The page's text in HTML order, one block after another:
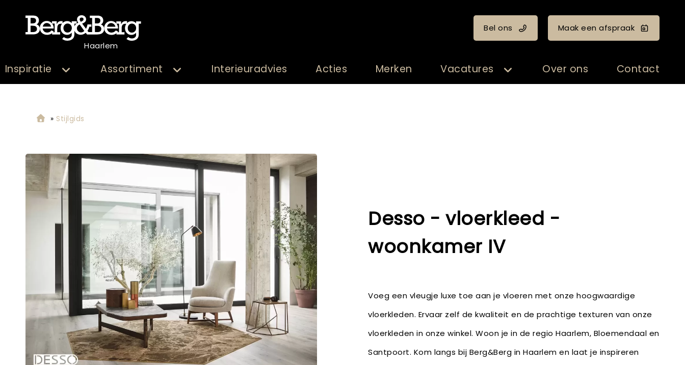
Haarlem
Bel ons Maak een afspraak
Inspiratie Assortiment Interieuradvies Acties Merken Vacatures Over ons Contact
» Stijlgids
Desso - vloerkleed -
woonkamer IV
Voeg een vleugje luxe toe aan je vloeren met onze hoogwaardige
vloerkleden. Ervaar zelf de kwaliteit en de prachtige texturen van onze
vloerkleden in onze winkel. Woon je in de regio Haarlem, Bloemendaal en
Santpoort. Kom langs bij Berg&Berg in Haarlem en laat je inspireren